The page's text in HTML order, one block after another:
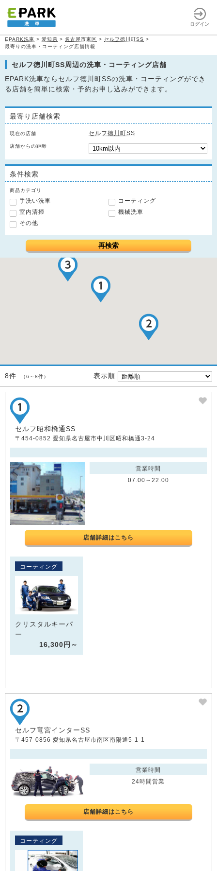
ログイン
EPARK洗車 > 愛知県 > 名古屋市東区 > セルフ徳川町SS >
最寄りの洗車・コーティング店舗情報
セルフ徳川町SS周辺の洗車・コーティング店舗
EPARK洗車ならセルフ徳川町SSの洗車・コーティングができ
る店舗を簡単に検索・予約お申し込みができます。
最寄り店舗検索
現在の店舗 セルフ徳川町SS
店舗からの距離
条件検索
商品カテゴリ
手洗い洗車
コーティング
室内清掃
機械洗車
その他
再検索
8件 （6～8件） 表示順
セルフ昭和橋通SS
〒454-0852 愛知県名古屋市中川区昭和橋通3-24
営業時間
07:00～22:00
店舗詳細はこちら
コーティング
クリスタルキーパ
ー
16,300円～
セルフ竜宮インターSS
〒457-0856 愛知県名古屋市南区南陽通5-1-1
営業時間
24時間営業
店舗詳細はこちら
コーティング